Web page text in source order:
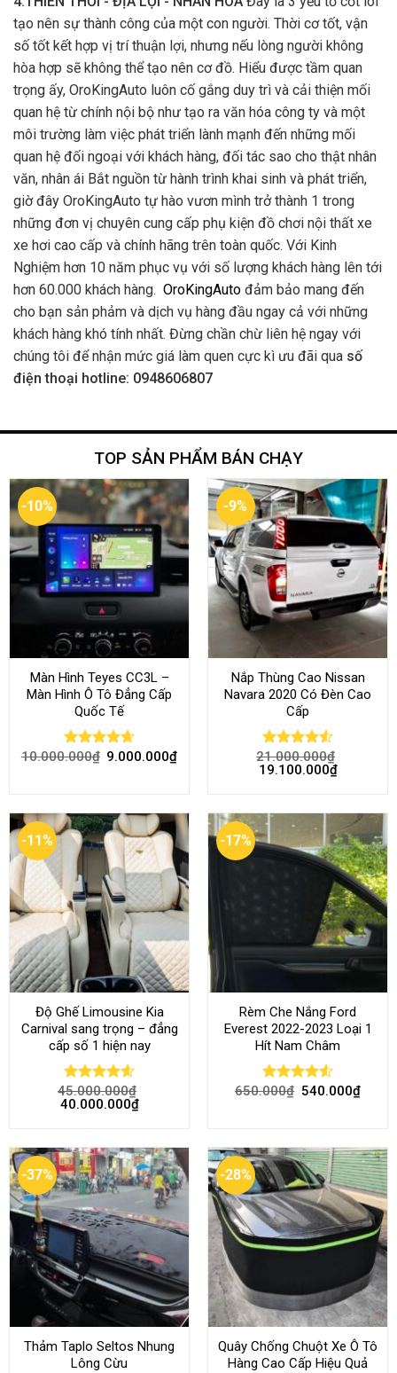
tạo nên sự thành công của một con người. Thời cơ tốt, vận
số tốt kết hợp vị trí thuận lợi, nhưng nếu lòng người không
hòa hợp sẽ không thể tạo nên cơ đồ. Hiểu được tầm quan
trọng ấy, OroKingAuto luôn cố gắng duy trì và cải thiện mối
quan hệ từ chính nội bộ như tạo ra văn hóa công ty và một
môi trường làm việc phát triển lành mạnh đến những mối
quan hệ đối ngoại với khách hàng, đối tác sao cho thật nhân
văn, nhân ái Bắt nguồn từ hành trình khai sinh và phát triển,
giờ đây OroKingAuto tự hào vươn mình trở thành 1 trong
những đơn vị chuyên cung cấp phụ kiện đồ chơi nội thất xe
xe hơi cao cấp và chính hãng trên toàn quốc. Với Kinh
Nghiệm hơn 10 năm phục vụ với số lượng khách hàng lên tới
hơn 60.000 khách hàng. OroKingAuto đảm bảo mang đến
cho bạn sản phảm và dịch vụ hàng đầu ngay cả với những
khách hàng khó tính nhất. Đừng chần chừ liên hệ ngay với
chúng tôi để nhận mức giá làm quen cực kì ưu đãi qua số
điện thoại hotline: 0948606807
TOP SẢN PHẨM BÁN CHẠY
-10%
Màn Hình Teyes CC3L –
Màn Hình Ô Tô Đẳng Cấp
Quốc Tế
Rated 4.68
10.000.000₫ 9.000.000₫
-9%
Nắp Thùng Cao Nissan
Navara 2020 Có Đèn Cao
Cấp
Rated4.52
out of 5
21.000.000₫
19.100.000₫
-11%
Độ Ghế Limousine Kia
Carnival sang trọng – đẳng
cấp số 1 hiện nay
Rated4.58
out of 5
45.000.000₫
40.000.000₫
-17%
Rèm Che Nắng Ford
Everest 2022-2023 Loại 1
Hít Nam Châm
Rated4.51
650.000₫ 540.000₫
-37%
Thảm Taplo Seltos Nhung
Lông Cừu
-28%
Quây Chống Chuột Xe Ô Tô
Hàng Cao Cấp Hiệu Quả